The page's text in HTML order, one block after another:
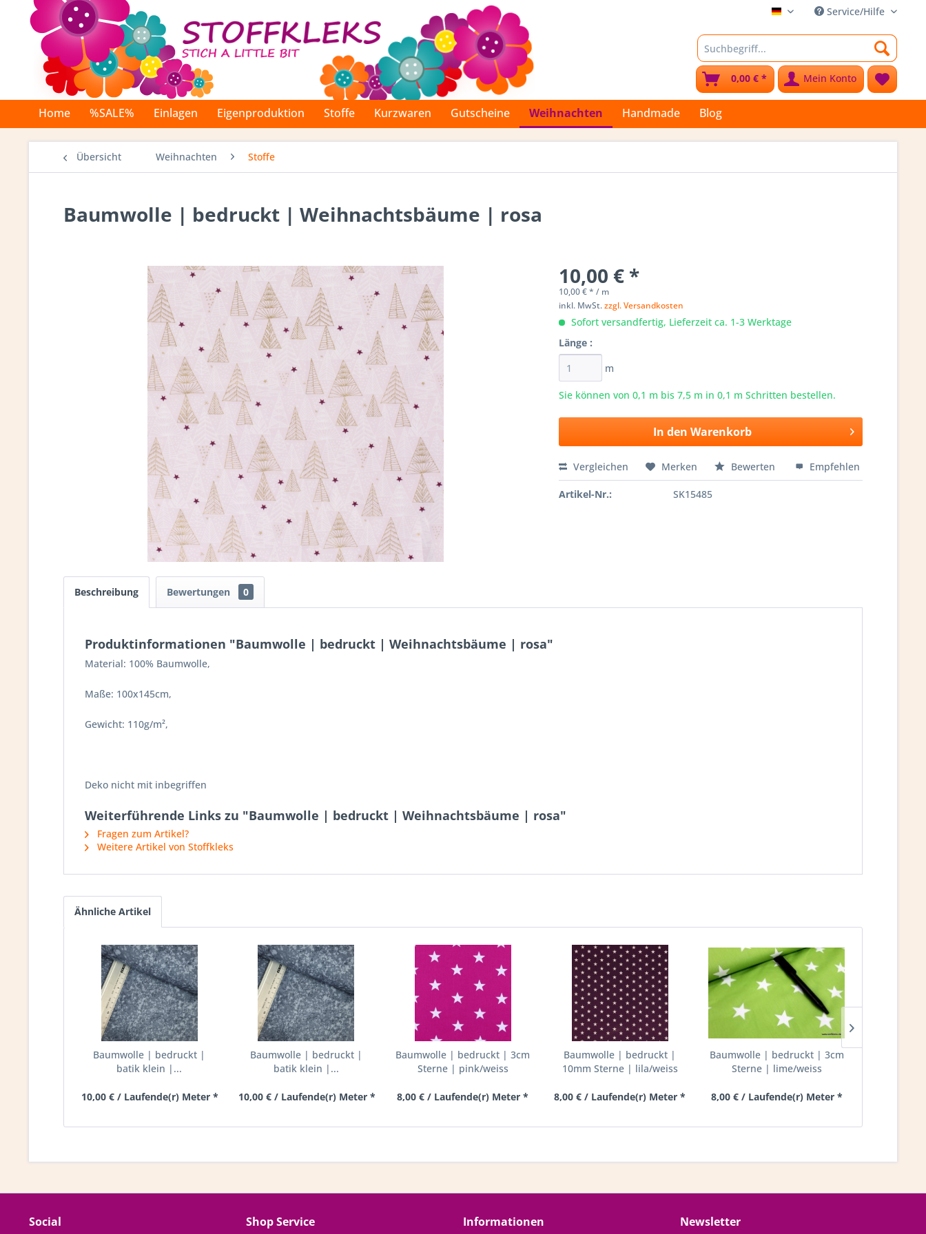
Stoffkleks Service/Hilfe
Mein Konto
0,00 € *
Home %SALE% Einlagen Eigenproduktion Stoffe Kurzwaren Gutscheine Weihnachten Handmade Blog
Übersicht Weihnachten Stoffe
Baumwolle | bedruckt | Weihnachtsbäume | rosa
10,00 € *
10,00 € * / m
inkl. MwSt.zzgl. Versandkosten
Sofort versandfertig, Lieferzeit ca. 1-3 Werktage
Länge :
m
Sie können von 0,1 m bis7,5 m in 0,1 m Schritten bestellen.
In den Warenkorb
Vergleichen Merken Bewerten Empfehlen
Artikel-Nr.: SK15485
Beschreibung Bewertungen 0
Produktinformationen "Baumwolle | bedruckt | Weihnachtsbäume | rosa"
Material: 100% Baumwolle,
Maße: 100x145cm,
Gewicht: 110g/m²,
Deko nicht mit inbegriffen
Weiterführende Links zu "Baumwolle | bedruckt | Weihnachtsbäume | rosa"
Fragen zum Artikel?
Weitere Artikel von Stoffkleks
Ähnliche Artikel
Baumwolle | bedruckt |
batik klein |...
10,00 € / Laufende(r) Meter *
Baumwolle | bedruckt |
batik klein |...
10,00 € / Laufende(r) Meter *
Baumwolle | bedruckt | 3cm
Sterne | pink/weiss
8,00 € / Laufende(r) Meter *
Baumwolle | bedruckt |
10mm Sterne | lila/weiss
8,00 € / Laufende(r) Meter *
Baumwolle | bedruckt | 3cm
Sterne | lime/weiss
8,00 € / Laufende(r) Meter *
Social Shop Service Informationen Newsletter